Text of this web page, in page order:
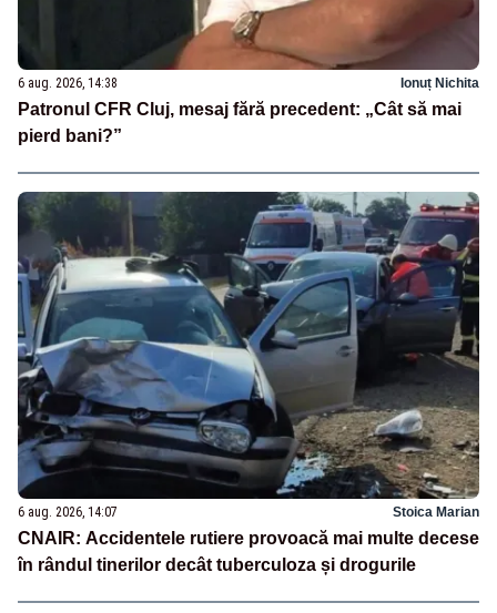
6 aug. 2026, 14:38 Ionuț Nichita
Patronul CFR Cluj, mesaj fără precedent: „Cât să mai
pierd bani?”
6 aug. 2026, 14:07 Stoica Marian
CNAIR: Accidentele rutiere provoacă mai multe decese
în rândul tinerilor decât tuberculoza și drogurile